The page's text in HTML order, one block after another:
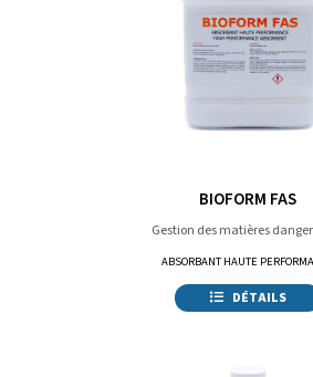
BIOFORM FAS
Gestion des matières
ABSORBANT HAUTE
DÉTAILS